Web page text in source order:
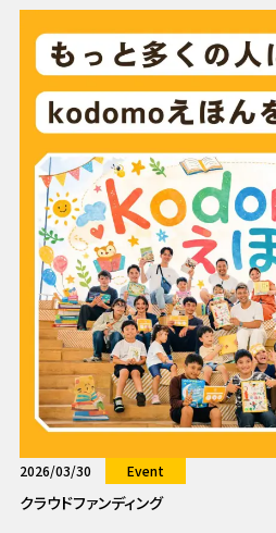
2026/03/30 Event
クラウドファンディング